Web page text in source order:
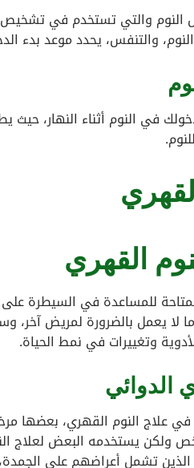
النوم والتي تستخدم في
والتنفس، يحدد موعد بدء
في النوم أثناء النهار،
القهري
للمساعدة في السيطرة
يعمل بالضرورة لمريض آخر،
وتغييرات في نمط الحياة.
الدوائي
في علاج النوم القهري، بعضها
ولكن يستخدمه البعض لعلاج
تشمل أعراضهم على